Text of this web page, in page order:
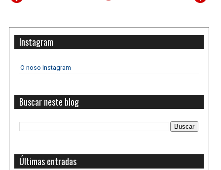
Instagram
O noso Instagram
Buscar neste blog
Últimas entradas